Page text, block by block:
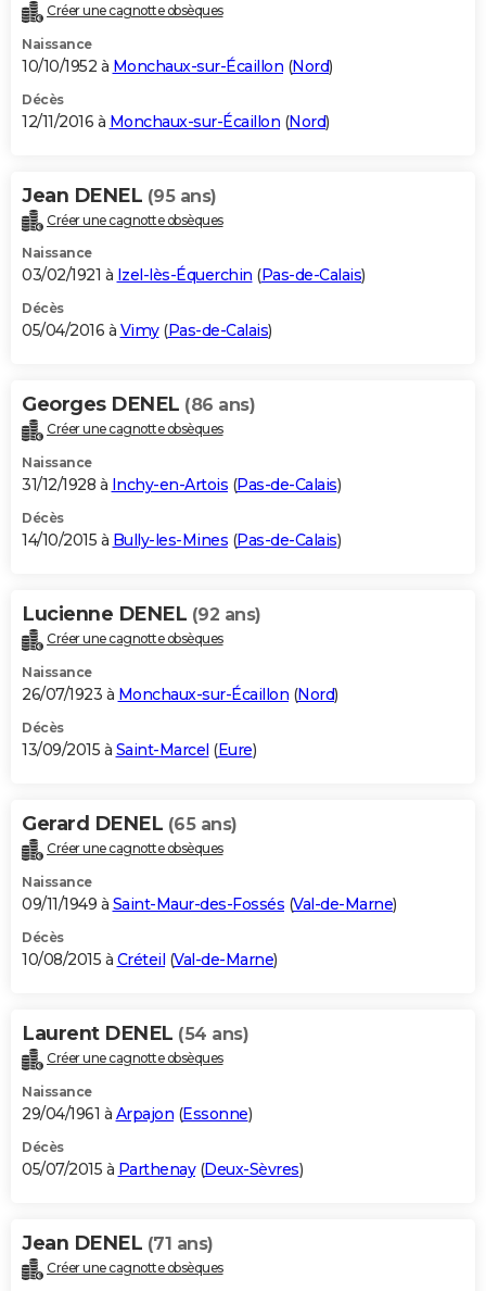
Créer une cagnotte obsèques
Naissance
10/10/1952 à Monchaux-sur-Écaillon (Nord)
Décès
12/11/2016 à Monchaux-sur-Écaillon (Nord)
Jean DENEL (95 ans)
Créer une cagnotte obsèques
Naissance
03/02/1921 à Izel-lès-Équerchin (Pas-de-Calais)
Décès
05/04/2016 à Vimy(Pas-de-Calais)
Georges DENEL (86 ans)
Créer une cagnotte obsèques
Naissance
31/12/1928 à Inchy-en-Artois (Pas-de-Calais)
Décès
14/10/2015 à Bully-les-Mines (Pas-de-Calais)
Lucienne DENEL (92 ans)
Créer une cagnotte obsèques
Naissance
26/07/1923 à Monchaux-sur-Écaillon (Nord)
Décès
13/09/2015 à Saint-Marcel (Eure)
Gerard DENEL (65 ans)
Créer une cagnotte obsèques
Naissance
09/11/1949 à Saint-Maur-des-Fossés (Val-de-Marne)
Décès
10/08/2015 à Créteil (Val-de-Marne)
Laurent DENEL (54 ans)
Créer une cagnotte obsèques
Naissance
29/04/1961 à Arpajon (Essonne)
Décès
05/07/2015 à Parthenay(Deux-Sèvres)
Jean DENEL (71 ans)
Créer une cagnotte obsèques